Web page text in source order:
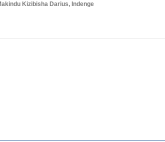
Kizibisha Darius, Indenge